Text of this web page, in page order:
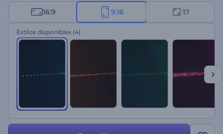
16:9 9:16 1:1
Estilos disponibles (4)